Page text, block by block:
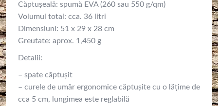
Căptușeală: spumă EVA (260 sau 550 g/qm)
Volumul total: cca. 36 litri
Dimensiuni: 51 x 29 x 28 cm
Greutate: aprox. 1,450 g
Detalii:
– spate căptușit
– curele de umăr ergonomice căptușite cu o lățime de
cca 5 cm, lungimea este reglabilă